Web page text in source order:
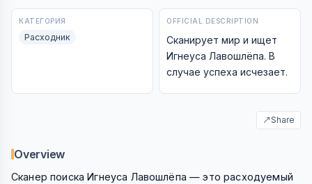
КАТЕГОРИЯ
Расходник
OFFICIAL DESCRIPTION
Сканирует мир и ищет
Игнеуса Лавошлёпа. В
случае успеха исчезает.
↗Share
Overview
Сканер поиска Игнеуса Лавошлёпа — это расходуемый